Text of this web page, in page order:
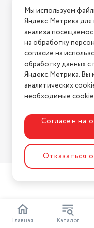
Главная Каталог
Нашли
2026 © Интернет-
Мы используем
Яндекс.Метрика
анализа
на обработку
согласие на
обработку данных
Яндекс.Метрика. Вы
аналитических
необходимые
Согласен на
Отказаться